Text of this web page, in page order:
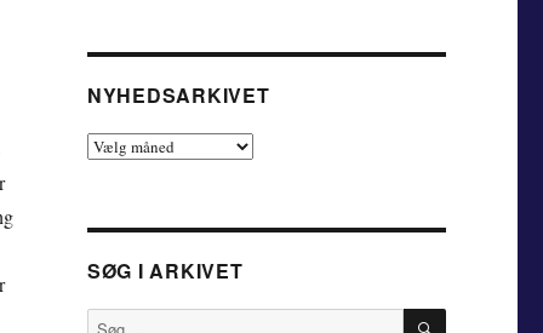
NYHEDSARKIVET
Nyhedsarkivet
SØG I ARKIVET
Søg
SØG